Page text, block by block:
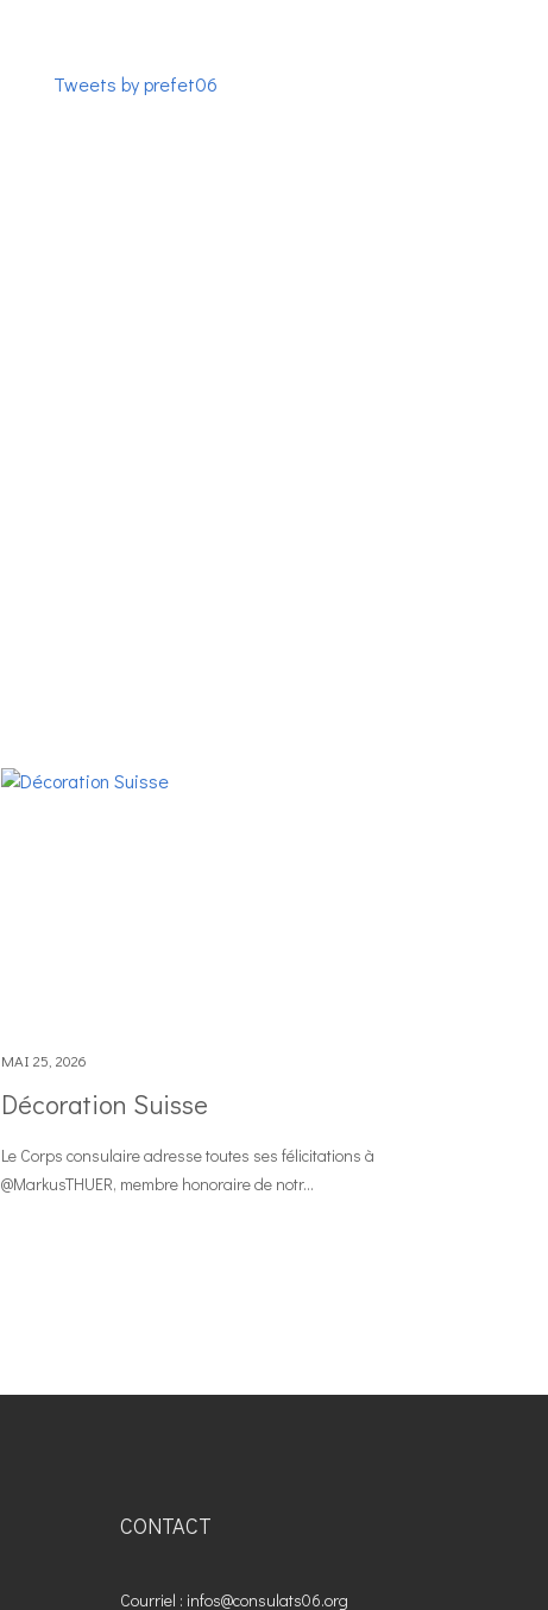
Tweets by prefet06
MAI 25, 2026
Décoration Suisse
Le Corps consulaire adresse toutes ses félicitations à
@MarkusTHUER, membre honoraire de notr...
CONTACT
Courriel : infos@consulats06.org